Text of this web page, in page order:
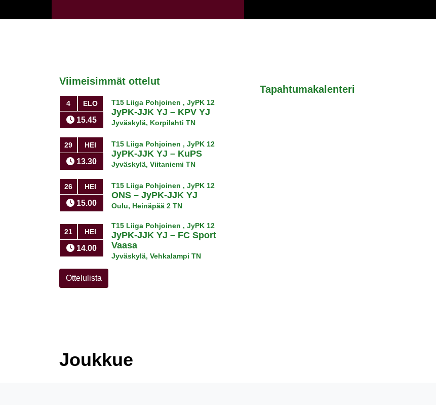
Viimeisimmät ottelut
4 ELO
15.45
T15 Liiga Pohjoinen , JyPK 12
JyPK-JJK YJ – KPV YJ
Jyväskylä, Korpilahti TN
29 HEI
13.30
T15 Liiga Pohjoinen , JyPK 12
JyPK-JJK YJ – KuPS
Jyväskylä, Viitaniemi TN
26 HEI
15.00
T15 Liiga Pohjoinen , JyPK 12
ONS– JyPK-JJK YJ
Oulu, Heinäpää 2 TN
21 HEI
14.00
T15 Liiga Pohjoinen , JyPK 12
JyPK-JJK YJ – FC Sport
Vaasa
Jyväskylä, Vehkalampi TN
Ottelulista
Tapahtumakalenteri
Joukkue